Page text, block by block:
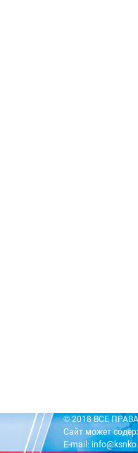
© 2018 ВСЕ
Сайт может
E-mail: